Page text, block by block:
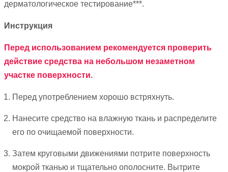
дерматологическое тестирование***.
Инструкция
Перед использованием рекомендуется проверить
действие средства на небольшом незаметном
участке поверхности.
Перед употреблением хорошо встряхнуть.
Нанесите средство на влажную ткань и распределите
его по очищаемой поверхности.
Затем круговыми движениями потрите поверхность
мокрой тканью и тщательно ополосните. Вытрите